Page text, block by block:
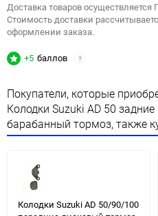
Доставка товаров
Стоимость доставки
оформлении заказа.
+5 баллов ?
Покупатели, которые
Колодки Suzuki AD 50 задние
барабанный тормоз, также
Колодки Suzuki AD 50/90/100